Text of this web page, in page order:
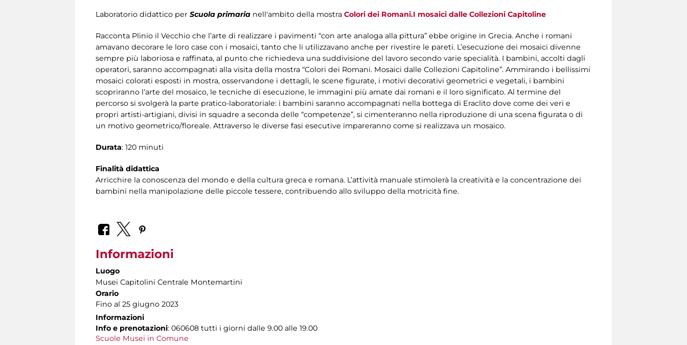
Laboratorio didattico per Scuola primaria nell'ambito della mostra Colori dei Romani.I mosaici dalle Collezioni Capitoline
Racconta Plinio il Vecchio che l’arte di realizzare i pavimenti “con arte analoga alla pittura” ebbe origine in Grecia. Anche i romani
amavano decorare le loro case con i mosaici, tanto che li utilizzavano anche per rivestire le pareti. L’esecuzione dei mosaici divenne
sempre più laboriosa e raffinata, al punto che richiedeva una suddivisione del lavoro secondo varie specialità. I bambini, accolti dagli
operatori, saranno accompagnati alla visita della mostra “Colori dei Romani. Mosaici dalle Collezioni Capitoline”. Ammirando i bellissimi
mosaici colorati esposti in mostra, osservandone i dettagli, le scene figurate, i motivi decorativi geometrici e vegetali, i bambini
scopriranno l’arte del mosaico, le tecniche di esecuzione, le immagini più amate dai romani e il loro significato. Al termine del
percorso si svolgerà la parte pratico-laboratoriale: i bambini saranno accompagnati nella bottega di Eraclito dove come dei veri e
propri artisti-artigiani, divisi in squadre a seconda delle “competenze”, si cimenteranno nella riproduzione di una scena figurata o di
un motivo geometrico/floreale. Attraverso le diverse fasi esecutive impareranno come si realizzava un mosaico.
Durata: 120 minuti
Finalità didattica
Arricchire la conoscenza del mondo e della cultura greca e romana. L’attività manuale stimolerà la creatività e la concentrazione dei
bambini nella manipolazione delle piccole tessere, contribuendo allo sviluppo della motricità fine.
Informazioni
Luogo
Musei Capitolini Centrale Montemartini
Orario
Fino al 25 giugno 2023
Informazioni
Info e prenotazioni: 060608 tutti i giorni dalle 9.00 alle 19.00
Scuole Musei in Comune